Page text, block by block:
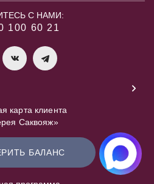
С НАМИ:
100 60 21
карта клиента
Саквояж»
БАЛАНС